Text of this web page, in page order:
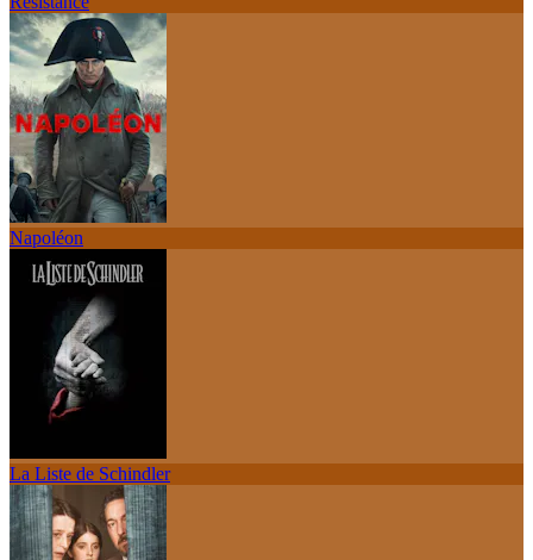
Napoléon
La Liste de Schindler